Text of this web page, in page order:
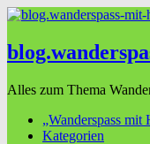
Alles zum Thema
„Wanderspass mit
Kategorien